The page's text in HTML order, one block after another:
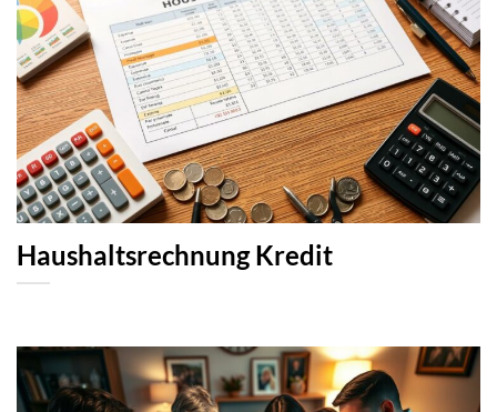
Haushaltsrechnung Kredit